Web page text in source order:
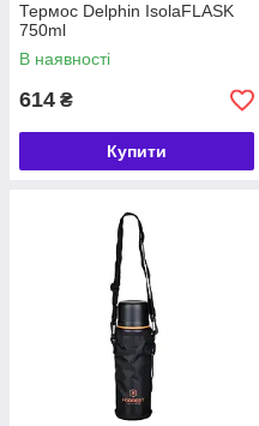
Термос Delphin IsolaFLASK
750ml
В наявності
614 ₴
Купити